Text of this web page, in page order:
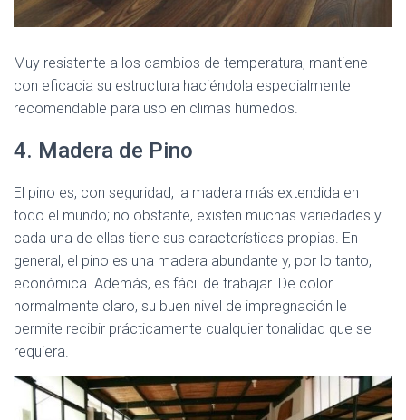
Muy resistente a los cambios de temperatura, mantiene
con eficacia su estructura haciéndola especialmente
recomendable para uso en climas húmedos.
4. Madera de Pino
El pino es, con seguridad, la madera más extendida en
todo el mundo; no obstante, existen muchas variedades y
cada una de ellas tiene sus características propias. En
general, el pino es una madera abundante y, por lo tanto,
económica. Además, es fácil de trabajar. De color
normalmente claro, su buen nivel de impregnación le
permite recibir prácticamente cualquier tonalidad que se
requiera.